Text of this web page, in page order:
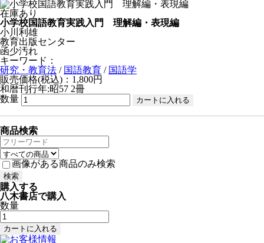
在庫あり
小学校国語教育実践入門 理解編・表現編
小川利雄
教育出版センター
函少汚れ
キーワード：
研究・教育法 / 国語教育 / 国語学
販売価格(税込)：1,800円
和暦刊行年:昭57 2冊
数量
商品検索
画像がある商品のみ検索
購入する
八木書店で購入
数量